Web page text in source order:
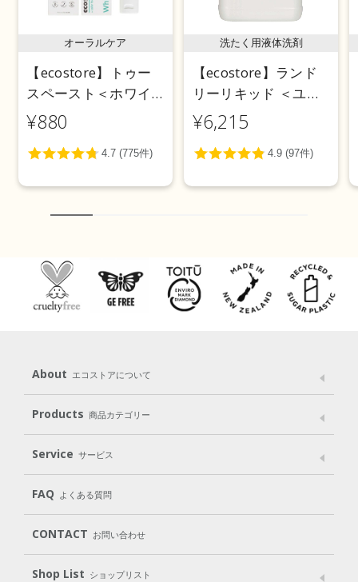
オーラルケア
【ecostore】トゥー
スペースト＜ホワイ
トニング＞ 100g
¥880
洗たく用液体洗剤
【ecostore】ランド
リーリキッド ＜ユー
カリ＞ 5L
¥6,215
About エコストアについて
メッセージ ブランドストーリー
パッケージへのこだわり
動物実験をしない
Products 商品カテゴリー
Laundry
Cleaning Baby Kids
Body（ボディ） Hair（ヘア） Oral care（オーラルケア）
Goods （グッズ）
Gift set
Service サービス
User Guide
Subscription（定期便）
FAQ よくある質問
CONTACT お問い合わせ
Shop List ショップリスト